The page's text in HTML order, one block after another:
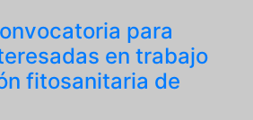
para
en trabajo
fitosanitaria de